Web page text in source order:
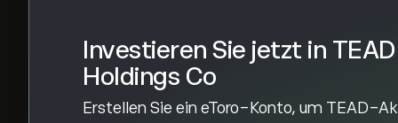
Investieren Sie jetzt in TEAD
Holdings Co
Erstellen Sie ein eToro-Konto, um TEAD-